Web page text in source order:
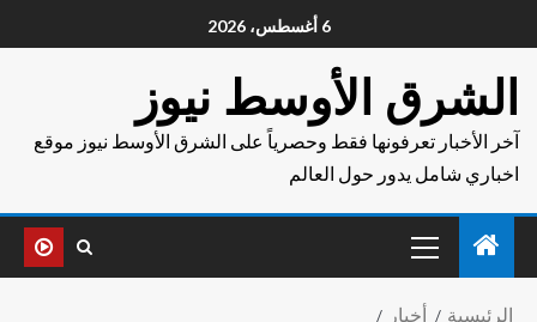
6 أغسطس، 2026
الشرق الأوسط نيوز
آخر الأخبار تعرفونها فقط وحصرياً على الشرق الأوسط نيوز موقع
اخباري شامل يدور حول العالم
الرئيسية
أخبار